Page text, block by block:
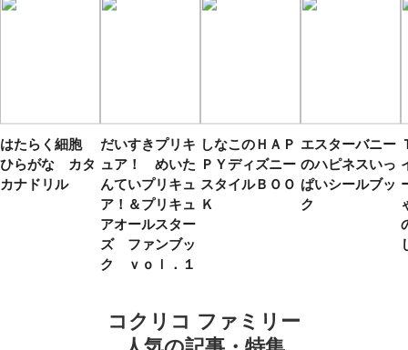
はたらく細胞
ひらがな カタ
カナドリル
だいすきプリキ
ュア！ めいた
んていプリキュ
ア！＆プリキュ
アオールスター
ズ ファンブッ
ク ｖｏｌ．１
しなこのＨＡＰ
ＰＹディズニー
スタイルＢＯＯ
Ｋ
エスターバニー
のハピネスいっ
ぱいシールブッ
ク
コクリコ ファミリー